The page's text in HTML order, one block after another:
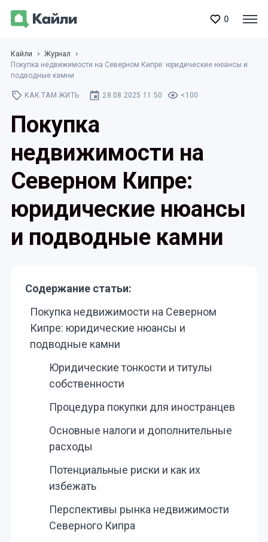
0
Кайли
Журнал
Покупка недвижимости на Северном Кипре: юридические нюансы и
подводные камни
КАК ТАМ ЖИТЬ 28.08.2025 11:50 <100
Покупка
недвижимости на
Северном Кипре:
юридические нюансы
и подводные камни
Содержание статьи:
Покупка недвижимости на Северном
Кипре: юридические нюансы и
подводные камни
Юридические тонкости и титулы
собственности
Процедура покупки для иностранцев
Основные налоги и дополнительные
расходы
Потенциальные риски и как их
избежать
Перспективы рынка недвижимости
Северного Кипра